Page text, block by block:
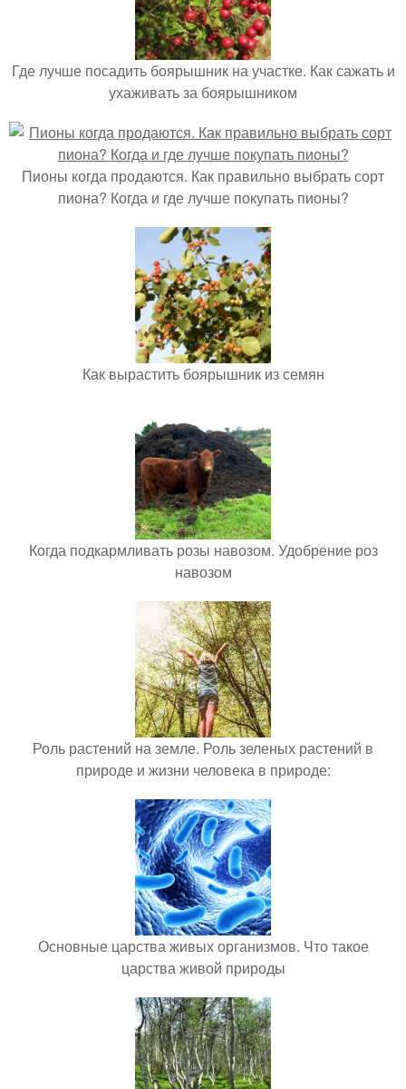
Где лучше посадить боярышник на участке. Как сажать и
ухаживать за боярышником
Пионы когда продаются. Как правильно выбрать сорт
пиона? Когда и где лучше покупать пионы?
Как вырастить боярышник из семян
Когда подкармливать розы навозом. Удобрение роз
навозом
Роль растений на земле. Роль зеленых растений в
природе и жизни человека в природе:
Основные царства живых организмов. Что такое
царства живой природы